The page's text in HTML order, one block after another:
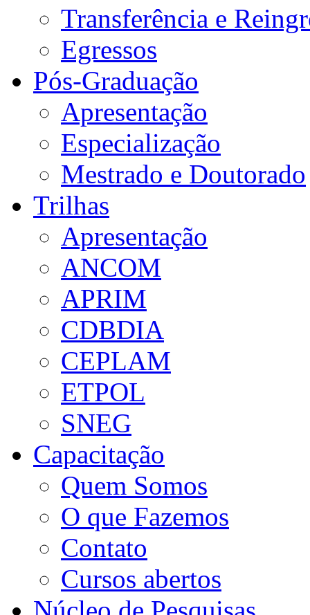
Transferência e
Egressos
Pós-Graduação
Apresentação
Especialização
Mestrado e Doutorado
Trilhas
Apresentação
ANCOM
APRIM
CDBDIA
CEPLAM
ETPOL
SNEG
Capacitação
Quem Somos
O que Fazemos
Contato
Cursos abertos